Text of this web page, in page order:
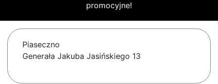
promocyjne!
Piaseczno
Generała Jakuba Jasińskiego 13